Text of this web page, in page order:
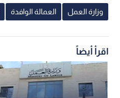
وزارة العمل العمالة الوافدة
اقرأ أيضاً